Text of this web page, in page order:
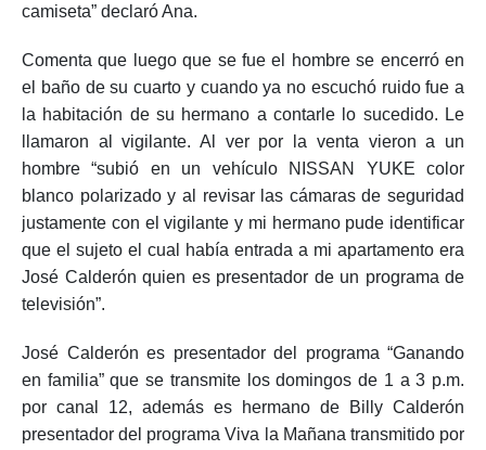
camiseta” declaró Ana.
Comenta que luego que se fue el hombre se encerró en
el baño de su cuarto y cuando ya no escuchó ruido fue a
la habitación de su hermano a contarle lo sucedido. Le
llamaron al vigilante. Al ver por la venta vieron a un
hombre “subió en un vehículo NISSAN YUKE color
blanco polarizado y al revisar las cámaras de seguridad
justamente con el vigilante y mi hermano pude identificar
que el sujeto el cual había entrada a mi apartamento era
José Calderón quien es presentador de un programa de
televisión”.
José Calderón es presentador del programa “Ganando
en familia” que se transmite los domingos de 1 a 3 p.m.
por canal 12, además es hermano de Billy Calderón
presentador del programa Viva la Mañana transmitido por